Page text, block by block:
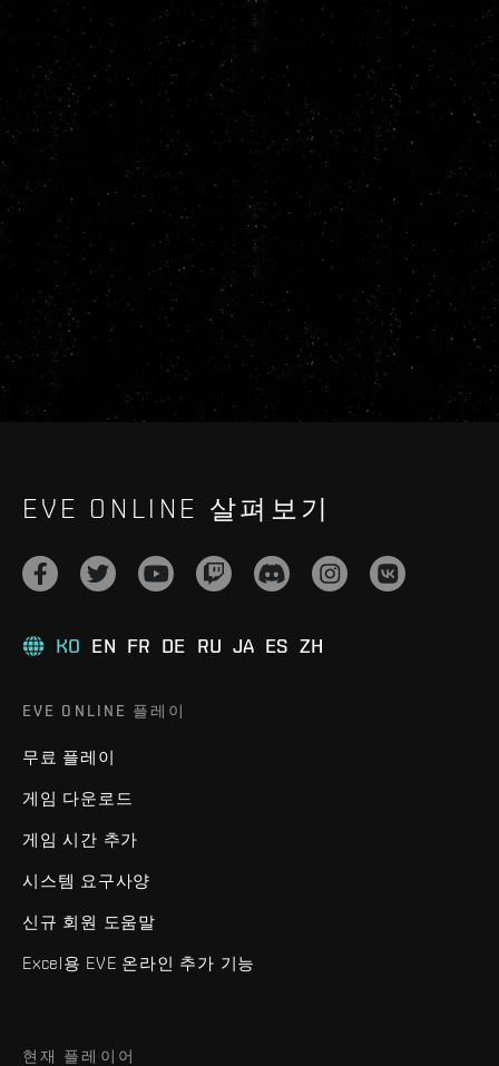
EVE ONLINE 살펴보기
KO EN FR DE RU JA ES ZH
EVE ONLINE 플레이
무료 플레이
게임 다운로드
게임 시간 추가
시스템 요구사양
신규 회원 도움말
Excel용 EVE 온라인 추가 기능
현재 플레이어